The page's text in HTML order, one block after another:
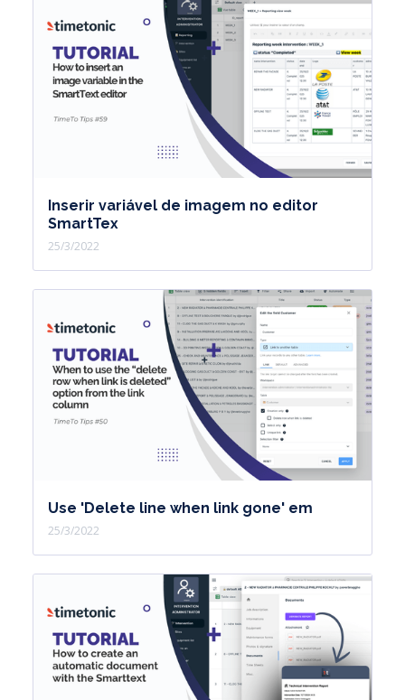
Inserir variável de imagem no editor
SmartTex
25/3/2022
Use 'Delete line when link gone' em
25/3/2022